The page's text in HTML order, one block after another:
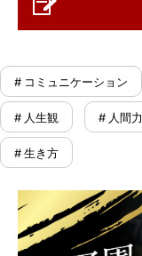
# コミュニケーション
# 人生観 # 人間力
# 生き方